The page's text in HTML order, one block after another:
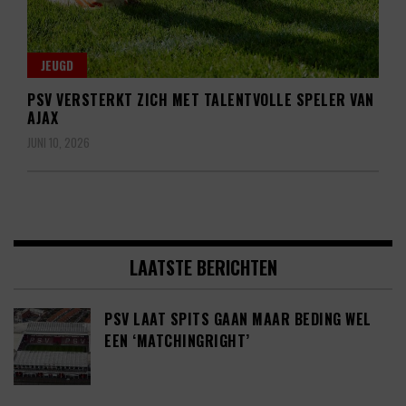
JEUGD
PSV VERSTERKT ZICH MET TALENTVOLLE SPELER VAN
AJAX
JUNI 10, 2026
LAATSTE BERICHTEN
PSV LAAT SPITS GAAN MAAR BEDING WEL
EEN ‘MATCHINGRIGHT’